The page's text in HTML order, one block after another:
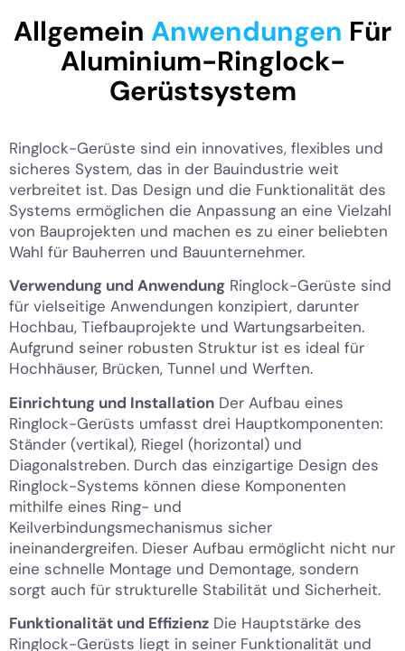
Allgemein Anwendungen Für
Aluminium-Ringlock-
Gerüstsystem
Ringlock-Gerüste sind ein innovatives, flexibles und
sicheres System, das in der Bauindustrie weit
verbreitet ist. Das Design und die Funktionalität des
Systems ermöglichen die Anpassung an eine Vielzahl
von Bauprojekten und machen es zu einer beliebten
Wahl für Bauherren und Bauunternehmer.
Verwendung und Anwendung Ringlock-Gerüste sind
für vielseitige Anwendungen konzipiert, darunter
Hochbau, Tiefbauprojekte und Wartungsarbeiten.
Aufgrund seiner robusten Struktur ist es ideal für
Hochhäuser, Brücken, Tunnel und Werften.
Einrichtung und Installation Der Aufbau eines
Ringlock-Gerüsts umfasst drei Hauptkomponenten:
Ständer (vertikal), Riegel (horizontal) und
Diagonalstreben. Durch das einzigartige Design des
Ringlock-Systems können diese Komponenten
mithilfe eines Ring- und
Keilverbindungsmechanismus sicher
ineinandergreifen. Dieser Aufbau ermöglicht nicht nur
eine schnelle Montage und Demontage, sondern
sorgt auch für strukturelle Stabilität und Sicherheit.
Funktionalität und Effizienz Die Hauptstärke des
Ringlock-Gerüsts liegt in seiner Funktionalität und